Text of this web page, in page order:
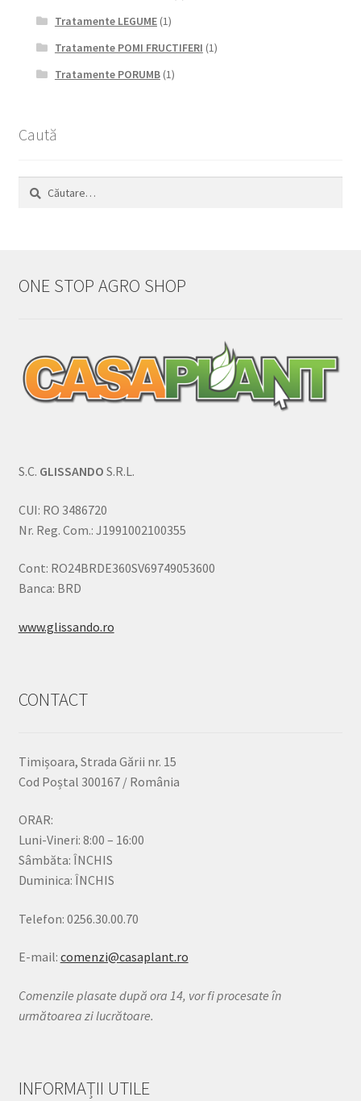
Tratamente LEGUME(1)
Tratamente POMI FRUCTIFERI (1)
Tratamente PORUMB(1)
Caută
Caută
ONE STOP AGRO SHOP
S.C. GLISSANDO S.R.L.
CUI: RO 3486720
Nr. Reg. Com.: J1991002100355
Cont: RO24BRDE360SV69749053600
Banca: BRD
www.glissando.ro
CONTACT
Timișoara, Strada Gării nr. 15
Cod Poștal 300167 / România
ORAR:
Luni-Vineri: 8:00 – 16:00
Sâmbăta: ÎNCHIS
Duminica: ÎNCHIS
Telefon: 0256.30.00.70
E-mail: comenzi@casaplant.ro
Comenzile plasate după ora 14, vor fi procesate în
următoarea zi lucrătoare.
INFORMAȚII UTILE